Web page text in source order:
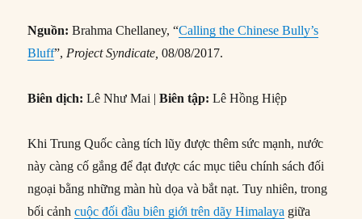
Nguồn:Brahma Chellaney, “Calling the Chinese Bully’s
Bluff”, Project Syndicate,08/08/2017.
Biên dịch:Lê Như Mai |Biên tập:Lê Hồng Hiệp
Khi Trung Quốc càng tích lũy được thêm sức mạnh, nước
này càng cố gắng để đạt được các mục tiêu chính sách đối
ngoại bằng những màn hù dọa và bắt nạt. Tuy nhiên, trong
bối cảnhcuộc đối đầu biên giới trên dãy Himalaya giữa